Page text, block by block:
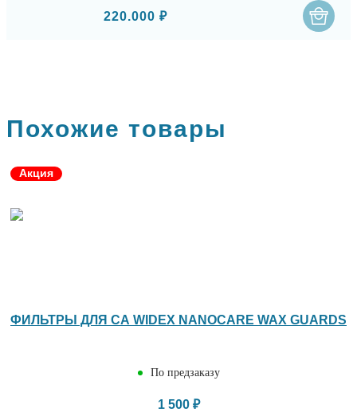
220.000 ₽
Похожие товары
Акция
ФИЛЬТРЫ ДЛЯ СА WIDEX NANOCARE WAX GUARDS
По предзаказу
1 500 ₽